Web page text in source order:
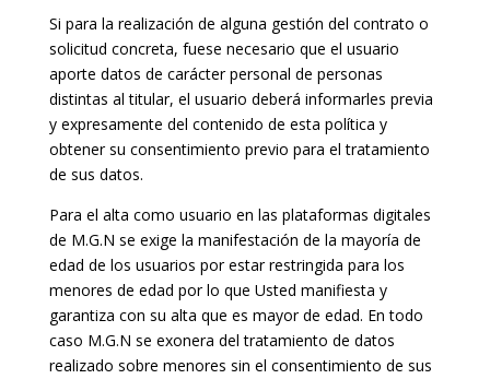
Si para la realización de alguna gestión del contrato o
solicitud concreta, fuese necesario que el usuario
aporte datos de carácter personal de personas
distintas al titular, el usuario deberá informarles previa
y expresamente del contenido de esta política y
obtener su consentimiento previo para el tratamiento
de sus datos.
Para el alta como usuario en las plataformas digitales
de M.G.N se exige la manifestación de la mayoría de
edad de los usuarios por estar restringida para los
menores de edad por lo que Usted manifiesta y
garantiza con su alta que es mayor de edad. En todo
caso M.G.N se exonera del tratamiento de datos
realizado sobre menores sin el consentimiento de sus